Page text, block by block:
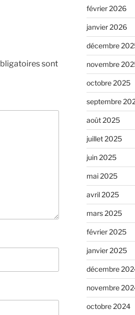
sont
février 2026
janvier 2026
décembre
novembre
octobre 2025
septembre
août 2025
juillet 2025
juin 2025
mai 2025
avril 2025
mars 2025
février 2025
janvier 2025
décembre
novembre
octobre 2024